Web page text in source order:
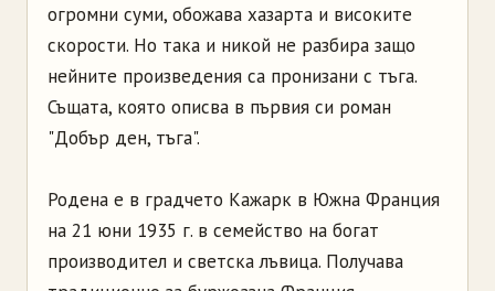
огромни суми, обожава хазарта и високите
скорости. Но така и никой не разбира защо
нейните произведения са пронизани с тъга.
Същата, която описва в първия си роман
"Добър ден, тъга".
Родена е в градчето Кажарк в Южна Франция
на 21 юни 1935 г. в семейство на богат
производител и светска лъвица. Получава